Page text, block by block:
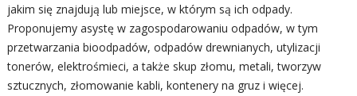
jakim się znajdują lub miejsce, w którym są ich odpady.
Proponujemy asystę w zagospodarowaniu odpadów, w tym
przetwarzania bioodpadów, odpadów drewnianych, utylizacji
tonerów, elektrośmieci, a także skup złomu, metali, tworzyw
sztucznych, złomowanie kabli, kontenery na gruz i więcej.